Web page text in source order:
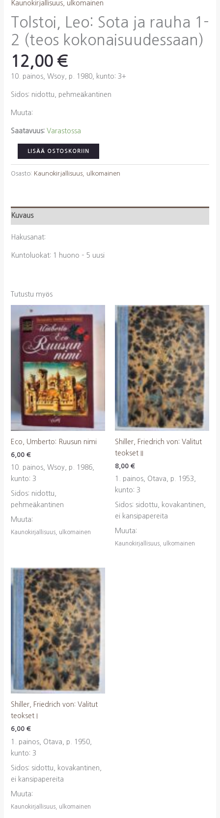
Kaunokirjallisuus, ulkomainen
Tolstoi, Leo: Sota ja rauha 1-
2 (teos kokonaisuudessaan)
12,00 €
10. painos, Wsoy, p. 1980, kunto: 3+
Sidos: nidottu, pehmeäkantinen
Muuta:
Saatavuus: Varastossa
Tolstoi,
Leo:
Sota
2
kokonaisuudessaan)
LISÄÄ OSTOSKORIIN
Osasto: Kaunokirjallisuus, ulkomainen
Kuvaus
Hakusanat:
Kuntoluokat: 1 huono – 5 uusi
Tutustu myös
Eco, Umberto: Ruusun nimi
6,00 €
10. painos, Wsoy, p. 1986,
kunto: 3
Sidos: nidottu,
pehmeäkantinen
Muuta:
Kaunokirjallisuus, ulkomainen
Shiller, Friedrich von: Valitut
teokset II
8,00 €
1. painos, Otava, p. 1953,
kunto: 3
Sidos: sidottu, kovakantinen,
ei kansipapereita
Muuta:
Kaunokirjallisuus, ulkomainen
Shiller, Friedrich von: Valitut
teokset I
6,00 €
1. painos, Otava, p. 1950,
kunto: 3
Sidos: sidottu, kovakantinen,
ei kansipapereita
Muuta:
Kaunokirjallisuus, ulkomainen